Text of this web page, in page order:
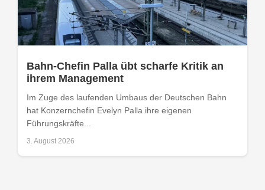
Bahn-Chefin Palla übt scharfe Kritik an
ihrem Management
Im Zuge des laufenden Umbaus der Deutschen Bahn
hat Konzernchefin Evelyn Palla ihre eigenen
Führungskräfte...
3. August 2026